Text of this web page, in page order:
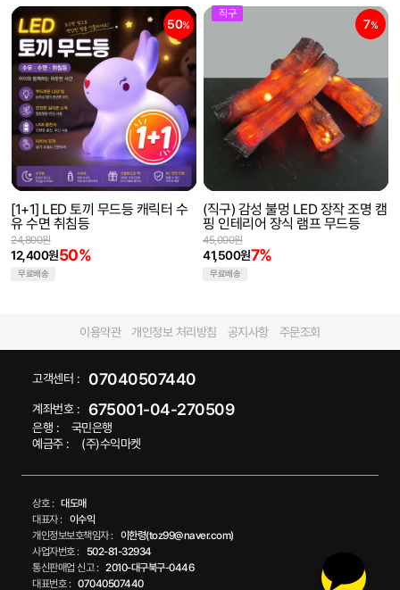
50%
[1+1] LED 토끼 무드등 캐릭터 수
유 수면 취침등
12,400원50%
24,800원
무료배송
직구
7%
(직구) 감성 불멍 LED 장작 조명 캠
핑 인테리어 장식 램프 무드등
41,500원7%
45,000원
무료배송
이용약관 개인정보 처리방침 공지사항 주문조회
고객센터 : 07040507440
계좌번호 : 675001-04-270509
은행 :
국민은행
예금주 :
(주)수익마켓
상호 : 대도매
대표자 :
이수익
개인정보보호책임자 :
이한령(toz99@naver.com)
사업자번호 :
502-81-32934
통신판매업 신고 : 2010-대구북구-0446
대표번호 : 07040507440